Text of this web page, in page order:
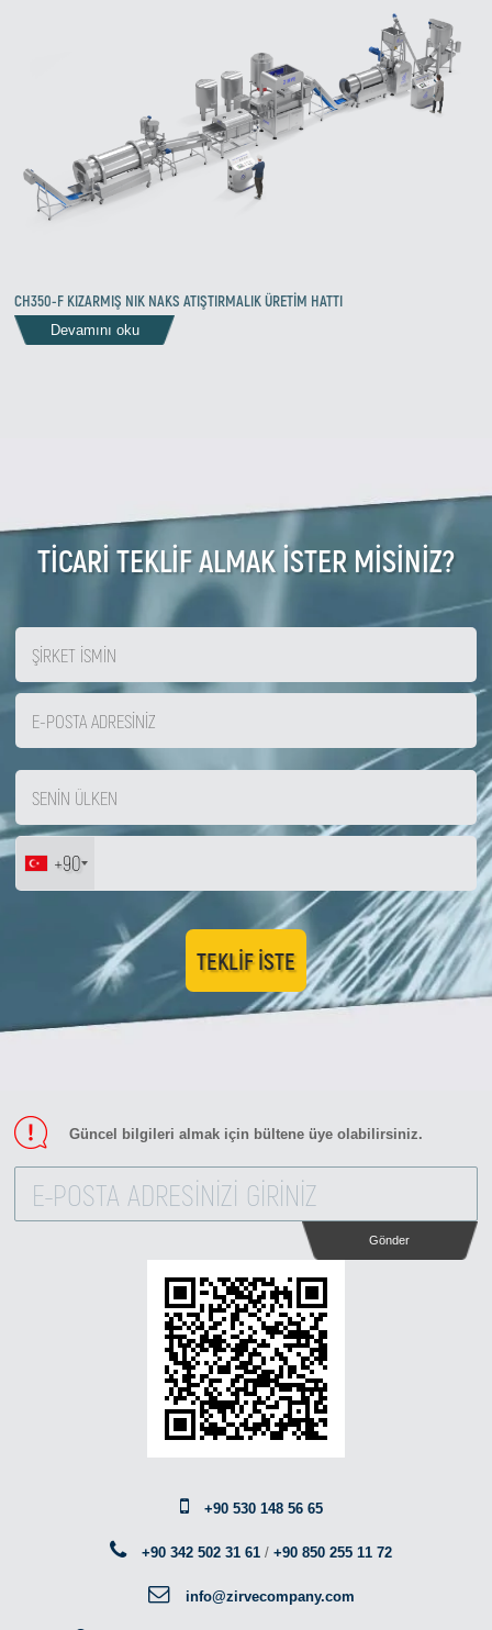
CH350-F KIZARMIŞ NIK NAKS ATIŞTIRMALIK ÜRETİM HATTI
Devamını oku
TİCARİ TEKLİF ALMAK İSTER MİSİNİZ?
+90
TEKLIF ISTE
Güncel bilgileri almak için bültene üye olabilirsiniz.
Gönder
+90 530 148 56 65
+90 342 502 31 61 /+90 850 255 11 72
info@zirvecompany.com